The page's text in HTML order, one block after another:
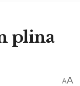
plina
AA